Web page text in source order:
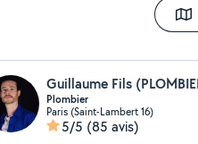
Plombier
Paris (Saint-Lambert 16)
5/5 (85 avis)